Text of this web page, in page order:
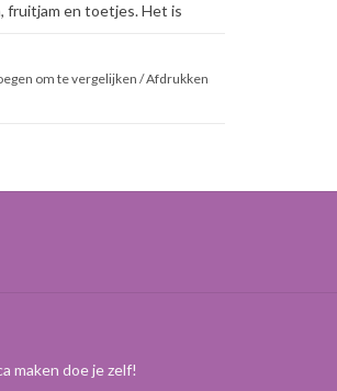
fruitjam en toetjes. Het is
om te vergelijken /Afdrukken
maken doe je zelf!